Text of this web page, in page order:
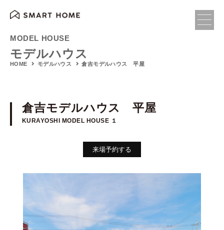
MODEL HOUSE
モデルハウス
HOME モデルハウス 倉吉モデルハウス 平屋
倉吉モデルハウス 平屋
KURAYOSHI MODEL HOUSE １
来場予約する